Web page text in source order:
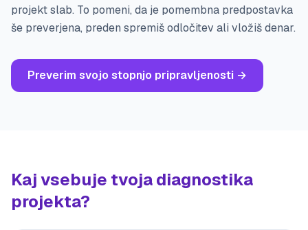
projekt slab. To pomeni, da je pomembna predpostavka
še preverjena, preden spremiš odločitev ali vložiš denar.
Preverim svojo stopnjo pripravljenosti →
Kaj vsebuje tvoja diagnostika
projekta?